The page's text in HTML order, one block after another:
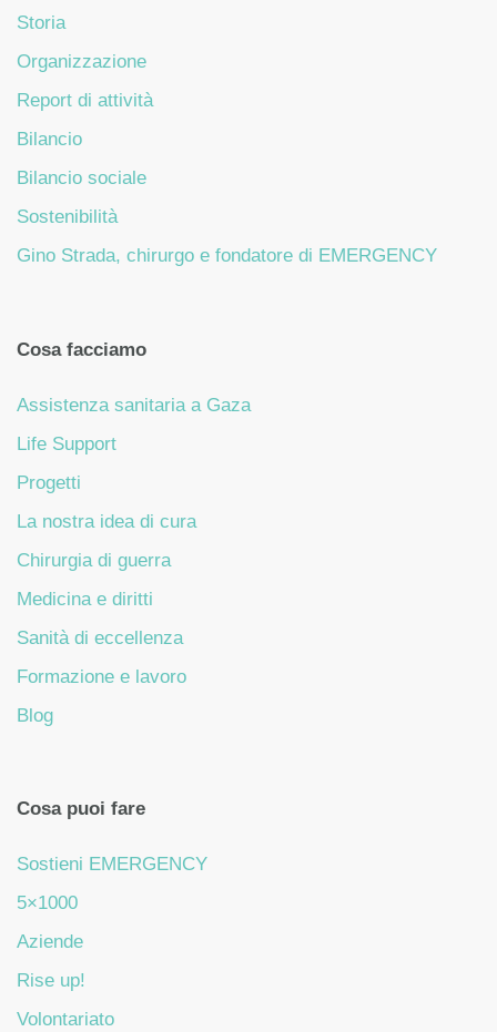
Storia
Organizzazione
Report di attività
Bilancio
Bilancio sociale
Sostenibilità
Gino Strada, chirurgo e fondatore di EMERGENCY
Cosa facciamo
Assistenza sanitaria a Gaza
Life Support
Progetti
La nostra idea di cura
Chirurgia di guerra
Medicina e diritti
Sanità di eccellenza
Formazione e lavoro
Blog
Cosa puoi fare
Sostieni EMERGENCY
5×1000
Aziende
Rise up!
Volontariato